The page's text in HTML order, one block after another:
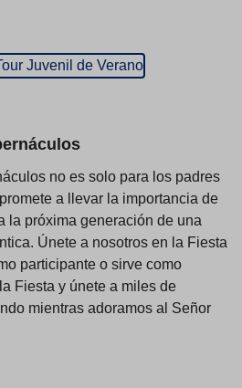
Juvenil de Verano
no es solo para los padres
a llevar la importancia de
la próxima generación de una
Únete a nosotros en la Fiesta
participante o sirve como
Fiesta y únete a miles de
mientras adoramos al Señor